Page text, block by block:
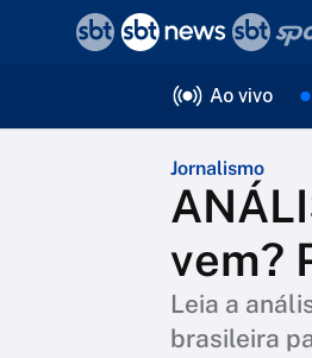
Ao vivo
Jornalismo
vem?
Leia a
brasileira
voltar
Editorias